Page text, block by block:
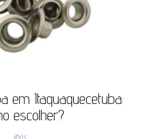
em Itaquaquecetuba:
escolher?
ilhós